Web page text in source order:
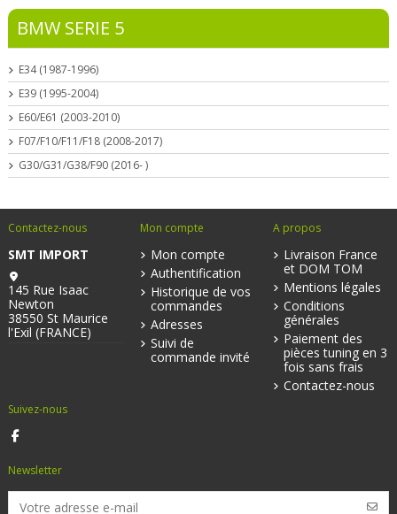
BMW SERIE 5
E34 (1987-1996)
E39 (1995-2004)
E60/E61 (2003-2010)
F07/F10/F11/F18 (2008-2017)
G30/G31/G38/F90 (2016- )
Contactez-nous
SMT IMPORT
145 Rue Isaac
Newton
38550 St Maurice
l'Exil (FRANCE)
Mon compte
Mon compte
Authentification
Historique de vos
commandes
Adresses
Suivi de
commande invité
A propos
Livraison France
et DOM TOM
Mentions légales
Conditions
générales
Paiement des
pièces tuning en 3
fois sans frais
Contactez-nous
Suivez-nous
Newsletter